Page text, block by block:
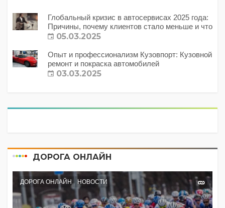
Глобальный кризис в автосервисах 2025 года:
Причины, почему клиентов стало меньше и что
с этим делать?
05.03.2025
Опыт и профессионализм Кузовпорт: Кузовной
ремонт и покраска автомобилей
03.03.2025
ДОРОГА ОНЛАЙН
ДОРОГА ОНЛАЙН НОВОСТИ